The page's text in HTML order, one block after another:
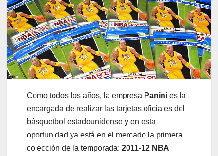
Como todos los años, la empresa Panini es la
encargada de realizar las tarjetas oficiales del
básquetbol estadounidense y en esta
oportunidad ya está en el mercado la primera
colección de la temporada: 2011-12 NBA